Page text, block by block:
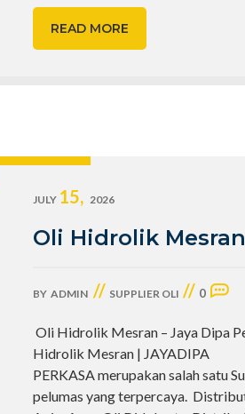
READ MORE
JULY 15, 2026
Oli Hidrolik Mesran
BY ADMIN // SUPPLIER OLI // 0
Oli Hidrolik Mesran – Jaya Dipa
Hidrolik Mesran | JAYADIPA
PERKASA merupakan salah satu
pelumas yang terpercaya.